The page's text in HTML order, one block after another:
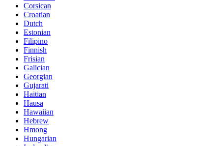
Corsican
Croatian
Dutch
Estonian
Filipino
Finnish
Frisian
Galician
Georgian
Gujarati
Haitian
Hausa
Hawaiian
Hebrew
Hmong
Hungarian